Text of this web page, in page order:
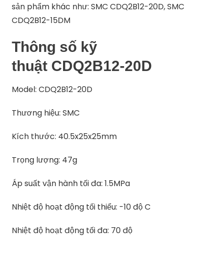
sản phẩm khác như: SMC CDQ2B12-20D, SMC
CDQ2B12-15DM
Thông số kỹ
thuật CDQ2B12-20D
Model: CDQ2B12-20D
Thương hiệu: SMC
Kích thước: 40.5x25x25mm
Trọng lượng: 47g
Áp suất vận hành tối đa: 1.5MPa
Nhiệt độ hoạt động tối thiểu: -10 độ C
Nhiệt độ hoạt động tối đa: 70 độ